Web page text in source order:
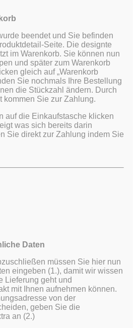
beendet und Sie befinden
Seite. Die designte
im Warenkorb. Sie können nun
und später zum Warenkorb
gleich auf „Warenkorb
Sie nochmals Ihre Bestellung
die Stückzahl ändern. Durch
kommen Sie zur Zahlung.
auf die Einkaufstasche klicken
was sich bereits darin
Sie direkt zur Zahlung indem Sie
Daten
müssen Sie hier nun
eingeben (1.), damit wir wissen
Lieferung geht und
mit Ihnen aufnehmen können.
von der
geben Sie die
an (2.)